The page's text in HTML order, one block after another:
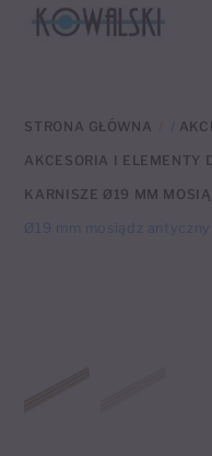
STRONA GŁÓWNA /
AKCESORIA I ELEMENTY
KARNISZE Ø19 MM
Ø19 mm mosiądz antyczny